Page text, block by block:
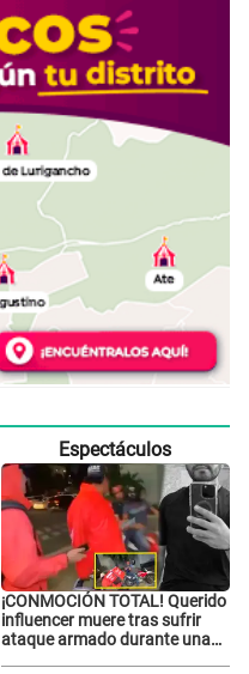
Espectáculos
¡CONMOCIÓN TOTAL! Querido
influencer muere tras sufrir
ataque armado durante una